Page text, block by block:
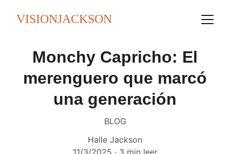
VISIONJACKSON
Monchy Capricho: El
merenguero que marcó
una generación
BLOG
Halle Jackson
11/3/2025
3 min leer